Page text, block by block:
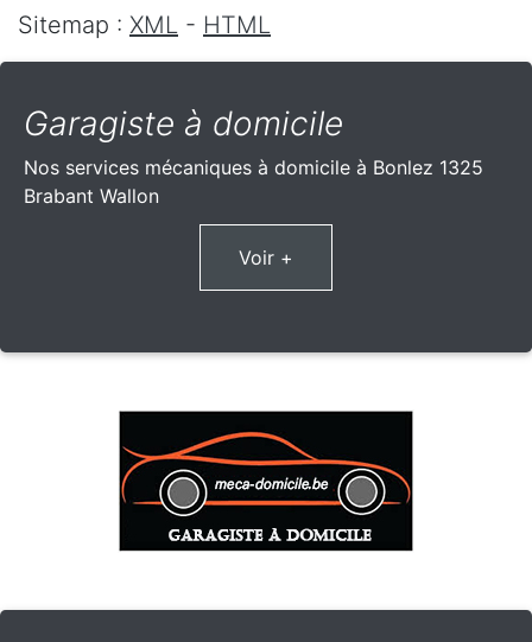
Sitemap : XML - HTML
Garagiste à domicile
Nos services mécaniques à domicile à Bonlez 1325
Brabant Wallon
Voir +